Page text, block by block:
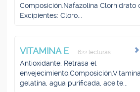
Composición.Nafazolina Clorhidrato
Excipientes: Cloro...
VITAMINA E 622 lecturas
Antioxidante. Retrasa el
envejecimiento.Composición.Vitamina
gelatina, agua purificada, aceite...